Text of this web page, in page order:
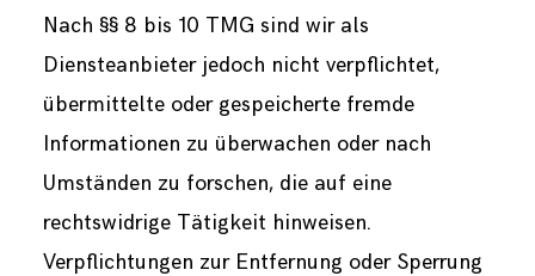
Nach §§ 8 bis 10 TMG sind wir als
Diensteanbieter jedoch nicht verpflichtet,
übermittelte oder gespeicherte fremde
Informationen zu überwachen oder nach
Umständen zu forschen, die auf eine
rechtswidrige Tätigkeit hinweisen.
Verpflichtungen zur Entfernung oder Sperrung